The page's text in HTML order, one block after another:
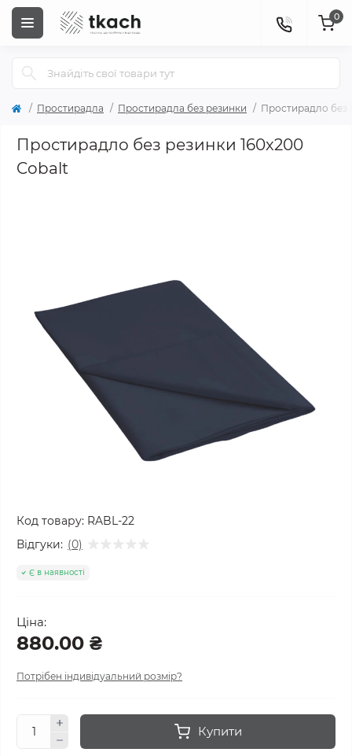
0
Простирадла Простирадла без резинки Простирадло без
Простирадло без резинки 160x200
Cobalt
Код товару: RABL-22
Відгуки: (0)
Є в наявності
Ціна:
880.00 ₴
Потрібен індивідуальний розмір?
Купити